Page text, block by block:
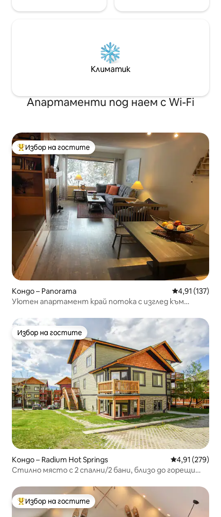
Климатик
Апартаменти под наем с Wi-Fi
Най-популярен избор на гостите
Избор на гостите
Кондо – Panorama Средна
4,91 (137)
Уютен апартамент край потока с изглед към
Избор на гостите
Избор на гостите
Кондо – Radium Hot Springs Средна
4,91 (279)
Стилно място с 2 спални/2 бани, близо до горещи
Най-популярен избор на гостите
Избор на гостите